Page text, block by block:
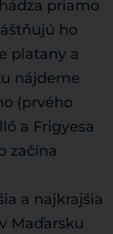
priamo
ho
platany a
nájdeme
(prvého
a Frigyesa
začína
a najkrajšia
Maďarsku